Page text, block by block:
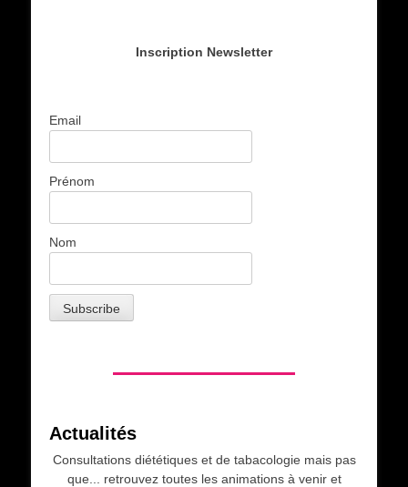
Inscription Newsletter
Email
Prénom
Nom
Actualités
Consultations diététiques et de tabacologie mais pas
que... retrouvez toutes les animations à venir et